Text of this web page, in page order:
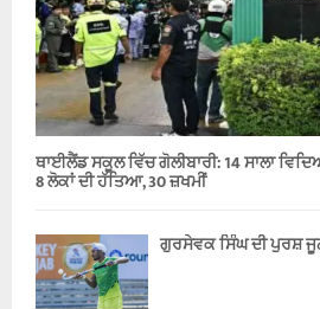
ਥਾਈਲੈਂਡ ਸਕੂਲ ਵਿੱਚ ਗੋਲੀਬਾਰੀ: 14 ਸਾਲਾ
8 ਲੋਕਾਂ ਦੀ ਹੱਤਿਆ, 30 ਜ਼ਖਮੀਂ
ਗੁਰਸੇਵਕ ਸਿੰਘ ਦੀ ਪੁਰਸ਼